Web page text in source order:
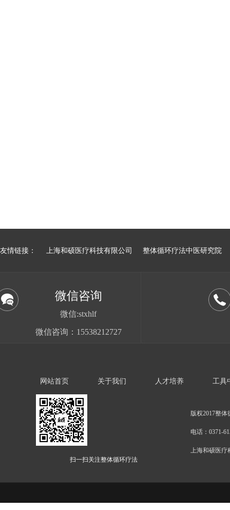
友情链接： 上海和硕医疗科技有限公司 整体循环疗法中医研究院
微信咨询
微信:stxhlf
微信咨询：15538212727
网站首页 关于我们 人才培养 工具
扫一扫关注整体循环疗法
版权2017整
电话：0371-
上海和硕医疗